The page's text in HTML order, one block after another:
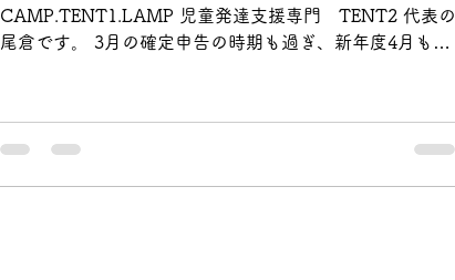
CAMP.TENT1.LAMP 児童発達支援専門 TENT2 代表の
尾倉です。 3月の確定申告の時期も過ぎ、新年度4月も過